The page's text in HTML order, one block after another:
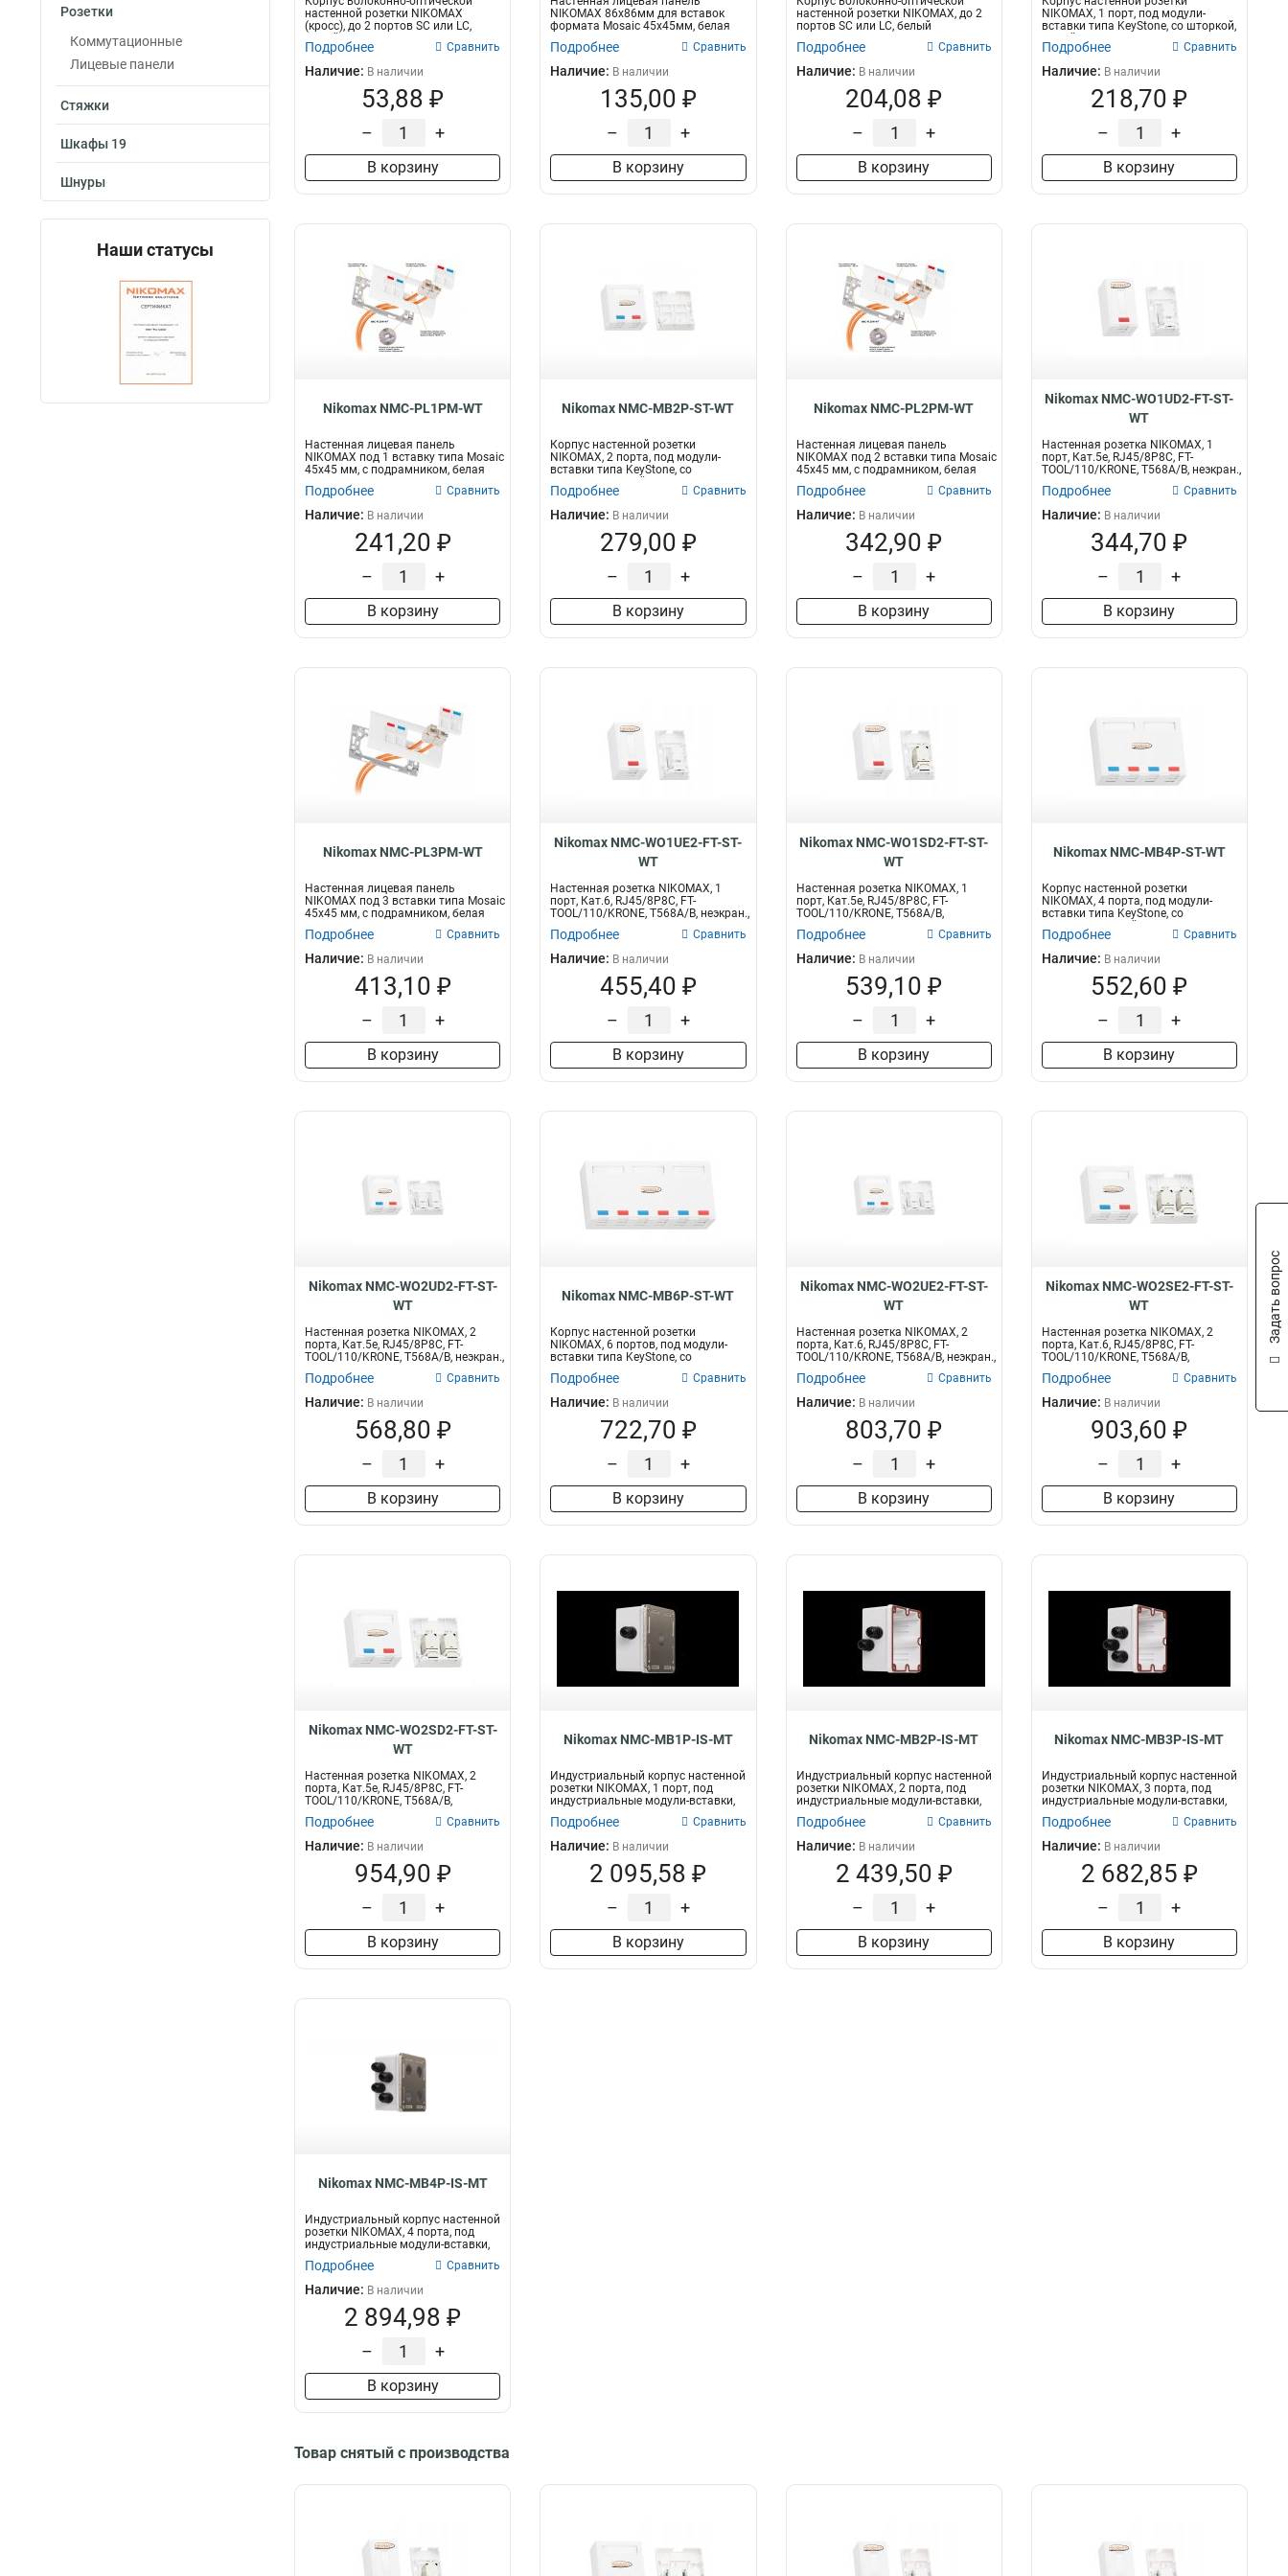
Розетки
Коммутационные
Лицевые панели
Стяжки
Шкафы 19
Шнуры
Наши статусы
настенной розетки NIKOMAX
(кросс), до 2 портов SC или LC,
белый, с...
Подробнее Сравнить
Наличие: В наличии
53,88 ₽
– +
В корзину
NIKOMAX 86х86мм для вставок
формата Mosaic 45х45мм, белая
Подробнее Сравнить
Наличие: В наличии
135,00 ₽
– +
В корзину
настенной розетки NIKOMAX, до 2
портов SC или LC, белый
Подробнее Сравнить
Наличие: В наличии
204,08 ₽
– +
В корзину
NIKOMAX, 1 порт, под модули-
вставки типа KeyStone, со шторкой,
Подробнее Сравнить
Наличие: В наличии
218,70 ₽
– +
В корзину
Nikomax NMC-PL1PM-WT
Настенная лицевая панель
NIKOMAX под 1 вставку типа Mosaic
45х45 мм, с подрамником, белая
Подробнее Сравнить
Наличие: В наличии
241,20 ₽
– +
В корзину
Nikomax NMC-MB2P-ST-WT
Корпус настенной розетки
NIKOMAX, 2 порта, под модули-
вставки типа KeyStone, со
шторками, белый...
Подробнее Сравнить
Наличие: В наличии
279,00 ₽
– +
В корзину
Nikomax NMC-PL2PM-WT
Настенная лицевая панель
NIKOMAX под 2 вставки типа Mosaic
45х45 мм, с подрамником, белая
Подробнее Сравнить
Наличие: В наличии
342,90 ₽
– +
В корзину
Nikomax NMC-WO1UD2-FT-ST-
WT
Настенная розетка NIKOMAX, 1
порт, Кат.5e, RJ45/8P8C, FT-
TOOL/110/KRONE, T568A/B, неэкран.,
Подробнее Сравнить
Наличие: В наличии
344,70 ₽
– +
В корзину
Nikomax NMC-PL3PM-WT
Настенная лицевая панель
NIKOMAX под 3 вставки типа Mosaic
45х45 мм, с подрамником, белая
Подробнее Сравнить
Наличие: В наличии
413,10 ₽
– +
В корзину
Nikomax NMC-WO1UE2-FT-ST-
WT
Настенная розетка NIKOMAX, 1
порт, Кат.6, RJ45/8P8C, FT-
TOOL/110/KRONE, T568A/B, неэкран.,
Подробнее Сравнить
Наличие: В наличии
455,40 ₽
– +
В корзину
Nikomax NMC-WO1SD2-FT-ST-
WT
Настенная розетка NIKOMAX, 1
порт, Кат.5e, RJ45/8P8C, FT-
TOOL/110/KRONE, T568A/B,
экранированна...
Подробнее Сравнить
Наличие: В наличии
539,10 ₽
– +
В корзину
Nikomax NMC-MB4P-ST-WT
Корпус настенной розетки
NIKOMAX, 4 порта, под модули-
вставки типа KeyStone, со
шторками, белый...
Подробнее Сравнить
Наличие: В наличии
552,60 ₽
– +
В корзину
Nikomax NMC-WO2UD2-FT-ST-
WT
Настенная розетка NIKOMAX, 2
порта, Кат.5e, RJ45/8P8C, FT-
TOOL/110/KRONE, T568A/B, неэкран.,
Подробнее Сравнить
Наличие: В наличии
568,80 ₽
– +
В корзину
Nikomax NMC-MB6P-ST-WT
Корпус настенной розетки
NIKOMAX, 6 портов, под модули-
вставки типа KeyStone, со
шторками, белы...
Подробнее Сравнить
Наличие: В наличии
722,70 ₽
– +
В корзину
Nikomax NMC-WO2UE2-FT-ST-
WT
Настенная розетка NIKOMAX, 2
порта, Кат.6, RJ45/8P8C, FT-
TOOL/110/KRONE, T568A/B, неэкран.,
Подробнее Сравнить
Наличие: В наличии
803,70 ₽
– +
В корзину
Nikomax NMC-WO2SE2-FT-ST-
WT
Настенная розетка NIKOMAX, 2
порта, Кат.6, RJ45/8P8C, FT-
TOOL/110/KRONE, T568A/B,
экранированна...
Подробнее Сравнить
Наличие: В наличии
903,60 ₽
– +
В корзину
Nikomax NMC-WO2SD2-FT-ST-
WT
Настенная розетка NIKOMAX, 2
порта, Кат.5e, RJ45/8P8C, FT-
TOOL/110/KRONE, T568A/B,
экранированн...
Подробнее Сравнить
Наличие: В наличии
954,90 ₽
– +
В корзину
Nikomax NMC-MB1P-IS-MT
Индустриальный корпус настенной
розетки NIKOMAX, 1 порт, под
индустриальные модули-вставки,
Подробнее Сравнить
Наличие: В наличии
2 095,58 ₽
– +
В корзину
Nikomax NMC-MB2P-IS-MT
Индустриальный корпус настенной
розетки NIKOMAX, 2 порта, под
индустриальные модули-вставки,
Подробнее Сравнить
Наличие: В наличии
2 439,50 ₽
– +
В корзину
Nikomax NMC-MB3P-IS-MT
Индустриальный корпус настенной
розетки NIKOMAX, 3 порта, под
индустриальные модули-вставки,
Подробнее Сравнить
Наличие: В наличии
2 682,85 ₽
– +
В корзину
Nikomax NMC-MB4P-IS-MT
Индустриальный корпус настенной
розетки NIKOMAX, 4 порта, под
индустриальные модули-вставки,
Подробнее Сравнить
Наличие: В наличии
2 894,98 ₽
– +
В корзину
Товар снятый с производства
Задать вопрос